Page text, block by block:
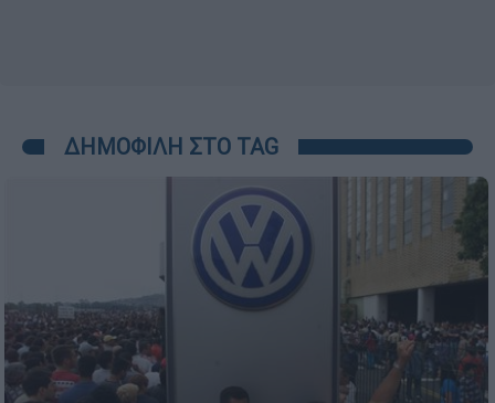
ΔΗΜΟΦΙΛΗ ΣΤΟ TAG